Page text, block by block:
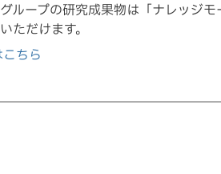
ループの研究成果物は「ナレッジモ
ただけます。
ちら